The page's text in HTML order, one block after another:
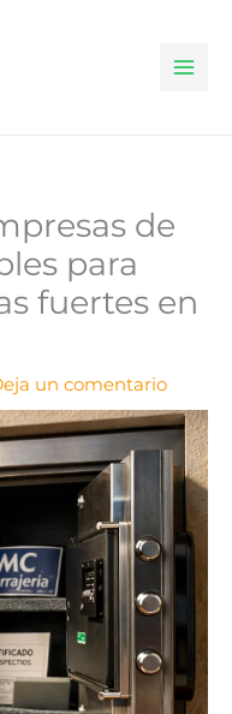
de
para
fuertes en
un comentario